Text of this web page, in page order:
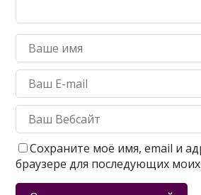
Сохраните моё имя, email и
браузере для последующих